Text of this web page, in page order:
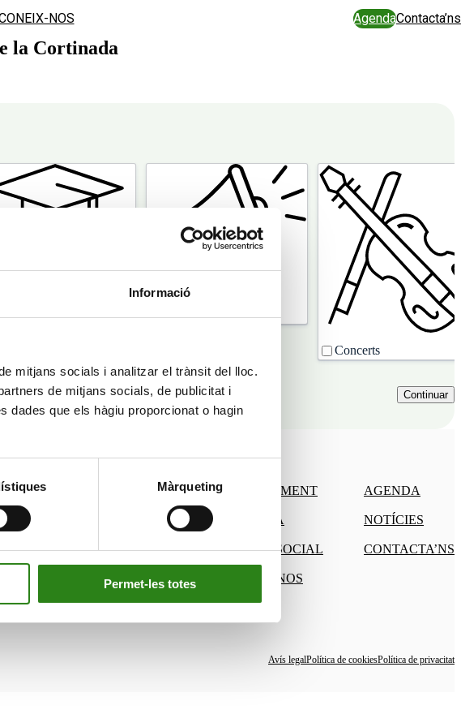
Informació
mitjans socials i analitzar el trànsit del lloc.
de mitjans socials, de publicitat i
dades que els hàgiu proporcionat o hagin
Màrqueting
Permet-les totes
NOS AgendaContacta’ns
la Cortinada
Divulgació
Concerts
CONEIXEMENT
CULTURA
SUPORT SOCIAL
CONEIX-NOS
AGENDA
NOTÍCIES
CONTACTA’NS
Avís legalPolítica de cookiesPolítica de privacitat